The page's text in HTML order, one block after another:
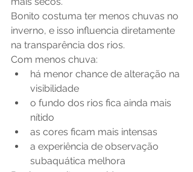
Bonito costuma ter menos chuvas no
inverno, e isso influencia diretamente
na transparência dos rios.
Com menos chuva:
há menor chance de alteração na
visibilidade
o fundo dos rios fica ainda mais
nítido
as cores ficam mais intensas
a experiência de observação
subaquática melhora